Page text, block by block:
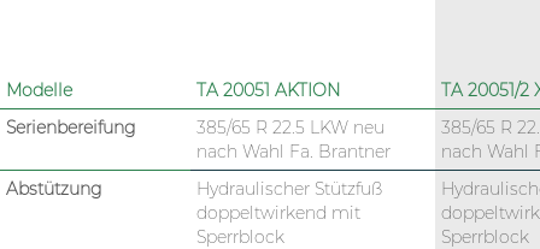
Modelle TA 20051 AKTION
TA 20051/2
Serienbereifung
385/65 R 22.5 LKW neu
nach Wahl Fa. Brantner
385/65 R
nach Wahl
Abstützung
Hydraulischer Stützfuß
doppeltwirkend mit
Sperrblock
Sperrblock